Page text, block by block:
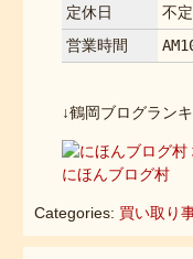
定休日
不
営業時間
↓鶴岡ブログラン
にほんブログ村
Categories: 買い取り